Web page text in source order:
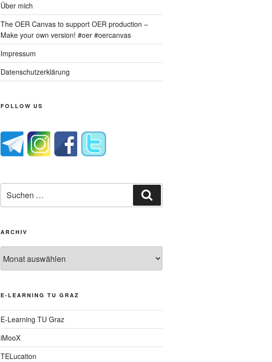
Über mich
The OER Canvas to support OER production –
Make your own version! #oer #oercanvas
Impressum
Datenschutzerklärung
FOLLOW US
nach:
ARCHIV
E-LEARNING TU GRAZ
E-Learning TU Graz
iMooX
TELucation